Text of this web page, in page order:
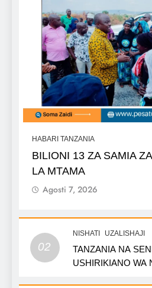
HABARI TANZANIA
BILIONI 13 ZA SAMIA
LA MTAMA
Agosti 7, 2026
02
NISHATI UZALISHAJI
TANZANIA NA
USHIRIKIANO WA